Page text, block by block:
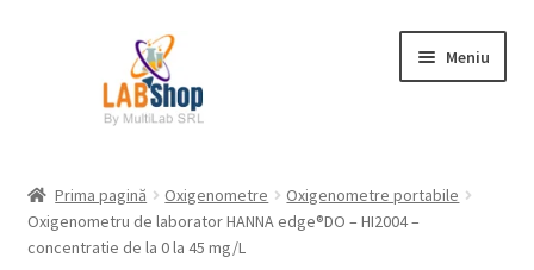
Meniu
Contul meu
Prima pagină Oxigenometre
Oxigenometre portabile
Oxigenometru de laborator HANNA edge®DO – HI2004 –
concentratie de la 0 la 45 mg/L